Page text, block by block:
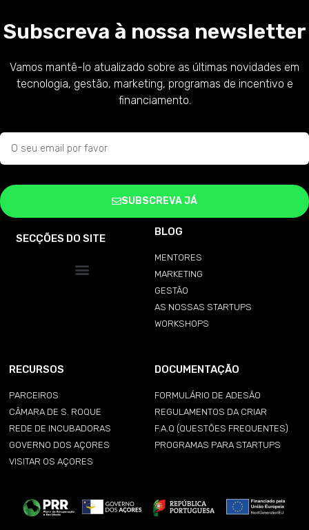
Subscreva à nossa newsletter
Vamos mantê-lo atualizado sobre as últimas novidades em
tecnologia, gestão, marketing, programas de incentivo e
financiamento.
SUBSCREVA JÁ
SECÇÕES DO SITE
BLOG
MENTORES
MARKETING
GESTÃO
AS NOSSAS STARTUPS
WORKSHOPS
RECURSOS
PARCEIROS
CÂMARA DE S. ROQUE
REDE DE INCUBADORAS
GOVERNO DOS AÇORES
VISITAR OS AÇORES
DOCUMENTAÇÃO
FORMULÁRIO DE ADESÃO
REGULAMENTOS DA CRIAR
F.A.Q (QUESTÕES FREQUENTES)
PROGRAMAS PARA STARTUPS